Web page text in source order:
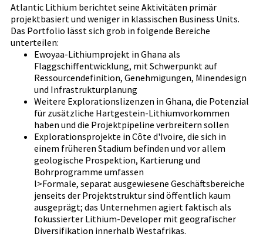
Atlantic Lithium berichtet seine Aktivitäten primär
projektbasiert und weniger in klassischen Business Units.
Das Portfolio lässt sich grob in folgende Bereiche
unterteilen:
Ewoyaa-Lithiumprojekt in Ghana als
Flaggschiffentwicklung, mit Schwerpunkt auf
Ressourcendefinition, Genehmigungen, Minendesign
und Infrastrukturplanung
Weitere Explorationslizenzen in Ghana, die Potenzial
für zusätzliche Hartgestein-Lithiumvorkommen
haben und die Projektpipeline verbreitern sollen
Explorationsprojekte in Côte d'Ivoire, die sich in
einem früheren Stadium befinden und vor allem
geologische Prospektion, Kartierung und
Bohrprogramme umfassen
l>Formale, separat ausgewiesene Geschäftsbereiche
jenseits der Projektstruktur sind öffentlich kaum
ausgeprägt; das Unternehmen agiert faktisch als
fokussierter Lithium-Developer mit geografischer
Diversifikation innerhalb Westafrikas.